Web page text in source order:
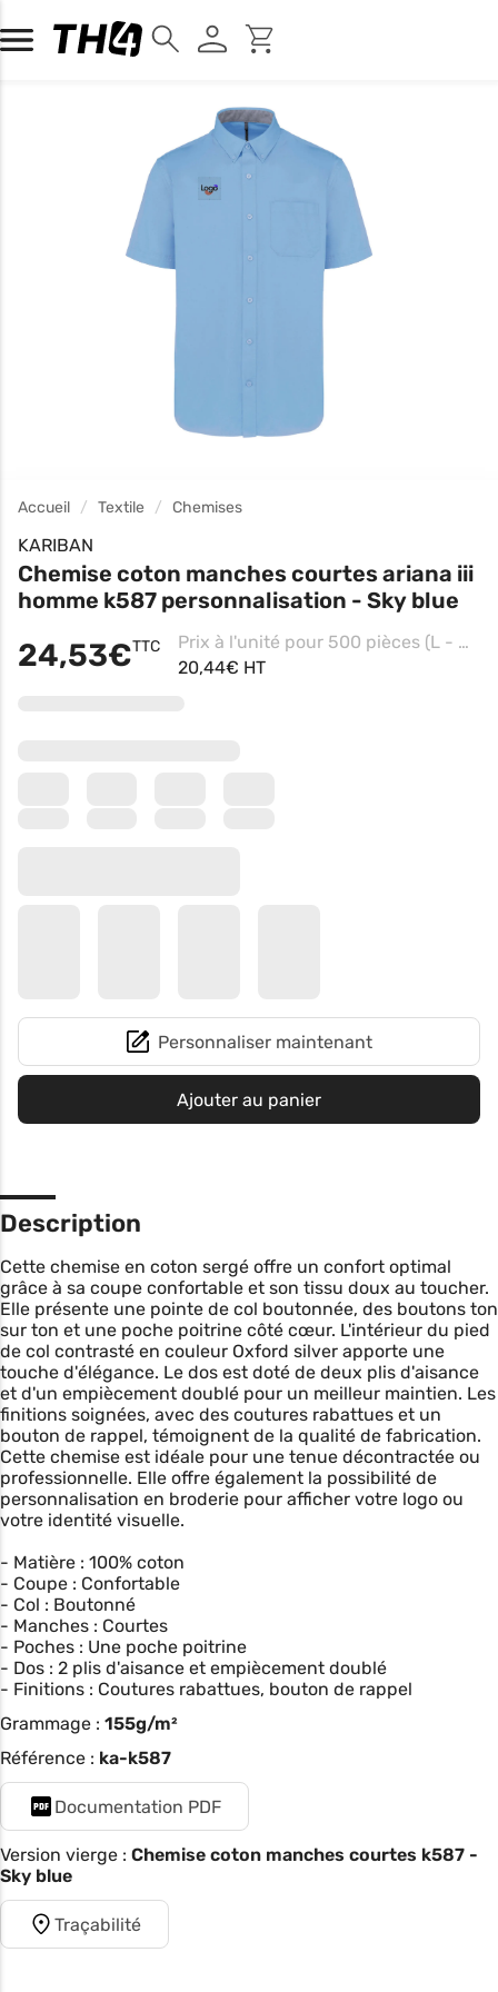
Accueil Textile Chemises
KARIBAN
Chemise coton manches courtes ariana iii
homme k587 personnalisation - Sky blue
24,53€TTC
Prix à l'unité pour 500 pièces (L - White, Impression Contre coeur)
20,44€ HT
Personnaliser maintenant
Ajouter au panier
Description
Cette chemise en coton sergé offre un confort optimal
grâce à sa coupe confortable et son tissu doux au toucher.
Elle présente une pointe de col boutonnée, des boutons ton
sur ton et une poche poitrine côté cœur. L'intérieur du pied
de col contrasté en couleur Oxford silver apporte une
touche d'élégance. Le dos est doté de deux plis d'aisance
et d'un empiècement doublé pour un meilleur maintien. Les
finitions soignées, avec des coutures rabattues et un
bouton de rappel, témoignent de la qualité de fabrication.
Cette chemise est idéale pour une tenue décontractée ou
professionnelle. Elle offre également la possibilité de
personnalisation en broderie pour afficher votre logo ou
votre identité visuelle.
- Matière : 100% coton
- Coupe : Confortable
- Col : Boutonné
- Manches : Courtes
- Poches : Une poche poitrine
- Dos : 2 plis d'aisance et empiècement doublé
- Finitions : Coutures rabattues, bouton de rappel
Grammage : 155g/m²
Référence : ka-k587
Documentation PDF
Version vierge : Chemise coton manches courtes k587 -
Sky blue
Traçabilité